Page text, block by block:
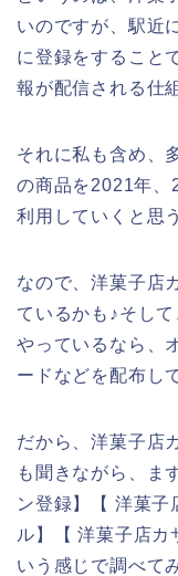
いのですが、駅近
に登録をすること
報が配信される仕
それに私も含め、
の商品を2021年、
利用していくと思
なので、洋菓子店
ているかも♪そし
やっているなら、
ードなどを配布し
だから、洋菓子店
も聞きながら、ま
ン登録】【 洋菓子
ル】【 洋菓子店カ
いう感じで調べて